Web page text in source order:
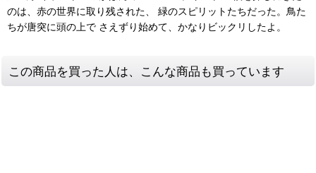
のは、赤の世界に取り残された、 緑のスピリットたちだった。鳥た
ちが唐突に頭の上で さえずり始めて、かなりビックリしたよ。
この商品を買った人は、こんな商品も買っています